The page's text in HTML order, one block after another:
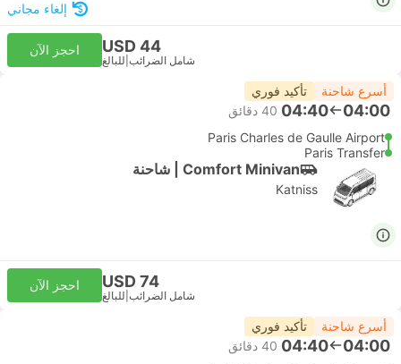
إلغاء مجاني
USD 44
شامل الضرائب للبالغ
احجز الآن
أسرع شاحنة تأكيد فوري
04:00
04:40 ‫40 دقائق
Paris Charles de Gaulle Airport
Paris Transfer
Comfort Minivan | شاحنة
Katniss
USD 74
شامل الضرائب للبالغ
احجز الآن
أسرع شاحنة تأكيد فوري
04:00
04:40 ‫40 دقائق